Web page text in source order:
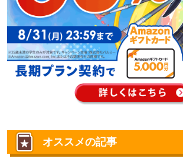
オススメの記事